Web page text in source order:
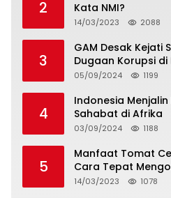
2
Kata NMI?
14/03/2023 2088
3
GAM Desak Kejati
Dugaan Korupsi di
Kabupeten
05/09/2024 1199
4
Indonesia
Sahabat di Afrika
03/09/2024 1188
5
Manfaat Tomat
Cara Tepat
14/03/2023 1078